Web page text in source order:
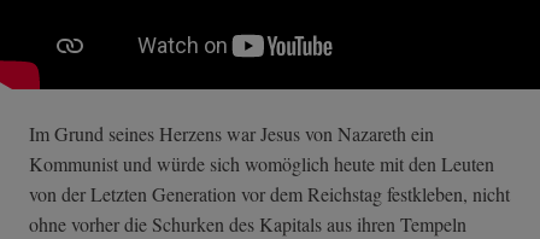
Im Grund seines Herzens war Jesus von Nazareth ein
Kommunist und würde sich womöglich heute mit den Leuten
von der Letzten Generation vor dem Reichstag festkleben, nicht
ohne vorher die Schurken des Kapitals aus ihren Tempeln